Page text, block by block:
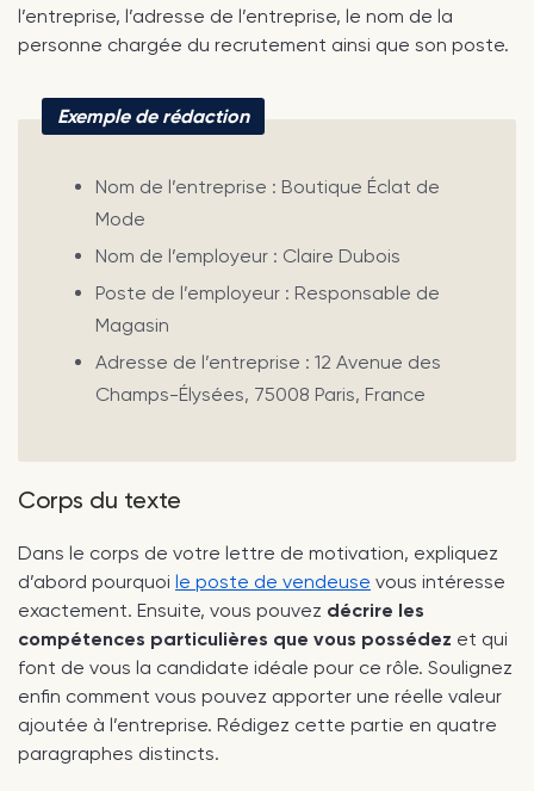
l’entreprise, l’adresse de l’entreprise, le nom de la
personne chargée du recrutement ainsi que son poste.
Exemple de rédaction
Nom de l’entreprise : Boutique Éclat de
Mode
Nom de l’employeur : Claire Dubois
Poste de l’employeur : Responsable de
Magasin
Adresse de l’entreprise : 12 Avenue des
Champs-Élysées, 75008 Paris, France
Corps du texte
Dans le corps de votre lettre de motivation, expliquez
d’abord pourquoi le poste de vendeuse vous intéresse
exactement. Ensuite, vous pouvez décrire les
compétences particulières que vous possédez et qui
font de vous la candidate idéale pour ce rôle. Soulignez
enfin comment vous pouvez apporter une réelle valeur
ajoutée à l’entreprise. Rédigez cette partie en quatre
paragraphes distincts.